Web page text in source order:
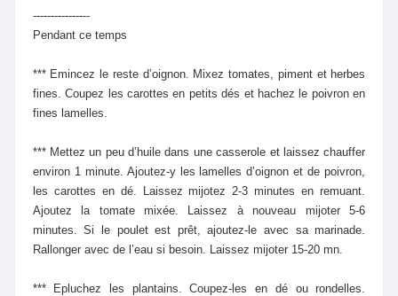
----------------
Pendant ce temps
*** Emincez le reste d’oignon. Mixez tomates, piment et herbes
fines. Coupez les carottes en petits dés et hachez le poivron en
fines lamelles.
*** Mettez un peu d’huile dans une casserole et laissez chauffer
environ 1 minute. Ajoutez-y les lamelles d’oignon et de poivron,
les carottes en dé. Laissez mijotez 2-3 minutes en remuant.
Ajoutez la tomate mixée. Laissez à nouveau mijoter 5-6
minutes. Si le poulet est prêt, ajoutez-le avec sa marinade.
Rallonger avec de l’eau si besoin. Laissez mijoter 15-20 mn.
*** Epluchez les plantains. Coupez-les en dé ou rondelles.